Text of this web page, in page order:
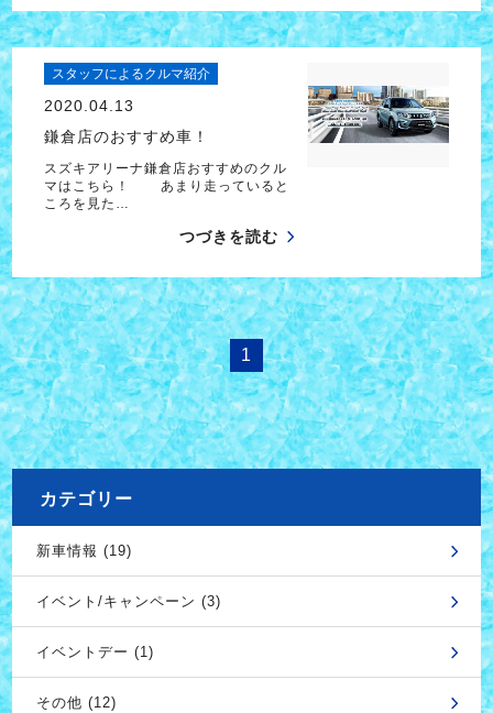
スタッフによるクルマ紹介
2020.04.13
鎌倉店のおすすめ車！
スズキアリーナ鎌倉店おすすめのクル
マはこちら！ あまり走っていると
ころを見た…
つづきを読む
1
カテゴリー
新車情報 (19)
イベント/キャンペーン (3)
イベントデー (1)
その他 (12)